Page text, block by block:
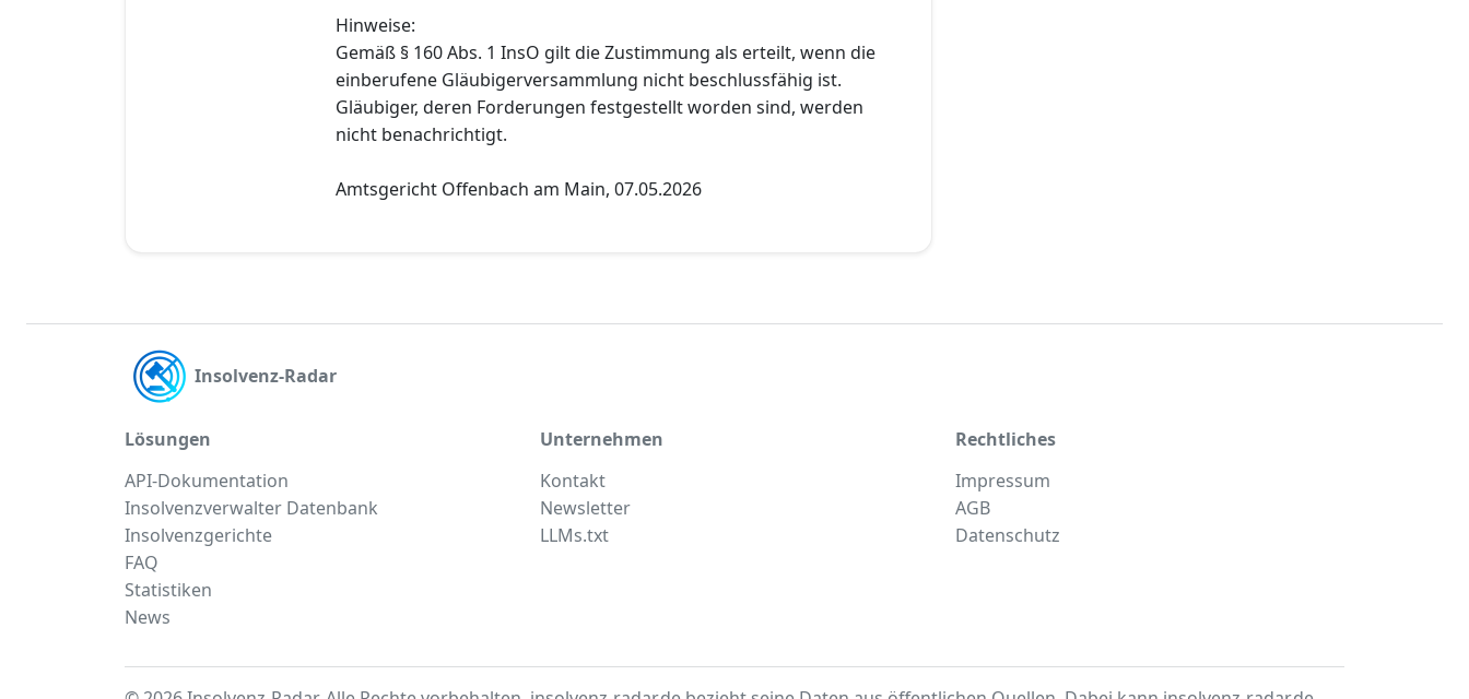
Hinweise:
Gemäß § 160 Abs. 1 InsO gilt die Zustimmung als erteilt, wenn die
einberufene Gläubigerversammlung nicht beschlussfähig ist.
Gläubiger, deren Forderungen festgestellt worden sind, werden
nicht benachrichtigt.
Amtsgericht Offenbach am Main, 07.05.2026
Insolvenz-Radar
Lösungen
API-Dokumentation
Insolvenzverwalter Datenbank
Insolvenzgerichte
FAQ
Statistiken
News
Unternehmen
Kontakt
Newsletter
LLMs.txt
Rechtliches
Impressum
AGB
Datenschutz